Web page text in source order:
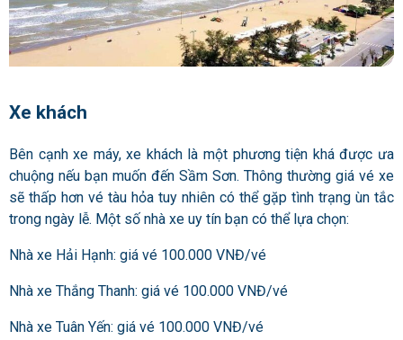
Xe khách
Bên cạnh xe máy, xe khách là một phương tiện khá được ưa
chuộng nếu bạn muốn đến Sầm Sơn. Thông thường giá vé xe
sẽ thấp hơn vé tàu hỏa tuy nhiên có thể gặp tình trạng ùn tắc
trong ngày lễ. Một số nhà xe uy tín bạn có thể lựa chọn:
Nhà xe Hải Hạnh: giá vé 100.000 VNĐ/vé
Nhà xe Thắng Thanh: giá vé 100.000 VNĐ/vé
Nhà xe Tuân Yến: giá vé 100.000 VNĐ/vé